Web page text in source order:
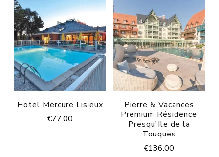
Hotel Mercure Lisieux
€77.00
Pierre & Vacances
Premium Résidence
Presqu'Ile de la
Touques
€136.00